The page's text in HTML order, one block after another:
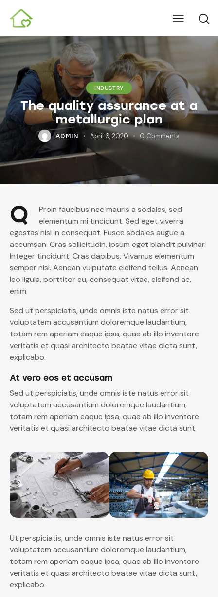
INDUSTRY
The quality assurance at a
metallurgic plan
ADMIN April 6, 2020 0 Comments
Q
Proin faucibus nec mauris a sodales, sed
elementum mi tincidunt. Sed eget viverra
egestas nisi in consequat. Fusce sodales augue a
accumsan. Cras sollicitudin, ipsum eget blandit pulvinar.
Integer tincidunt. Cras dapibus. Vivamus elementum
semper nisi. Aenean vulputate eleifend tellus. Aenean
leo ligula, porttitor eu, consequat vitae, eleifend ac,
enim.
Sed ut perspiciatis, unde omnis iste natus error sit
voluptatem accusantium doloremque laudantium,
totam rem aperiam eaque ipsa, quae ab illo inventore
veritatis et quasi architecto beatae vitae dicta sunt,
explicabo.
At vero eos et accusam
Sed ut perspiciatis, unde omnis iste natus error sit
voluptatem accusantium doloremque laudantium,
totam rem aperiam eaque ipsa, quae ab illo inventore
veritatis et quasi architecto beatae vitae dicta sunt.
Ut perspiciatis, unde omnis iste natus error sit
voluptatem accusantium doloremque laudantium,
totam rem aperiam eaque ipsa, quae ab illo inventore
veritatis et quasi architecto beatae vitae dicta sunt,
explicabo.